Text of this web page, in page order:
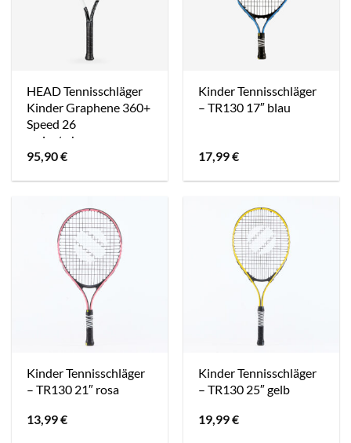
HEAD Tennisschläger
Kinder Graphene 360+
Speed 26
weiss/schwarz
95,90€
Kinder Tennisschläger
– TR130 17″ blau
17,99€
Kinder Tennisschläger
– TR130 21″ rosa
13,99€
Kinder Tennisschläger
– TR130 25″ gelb
19,99€